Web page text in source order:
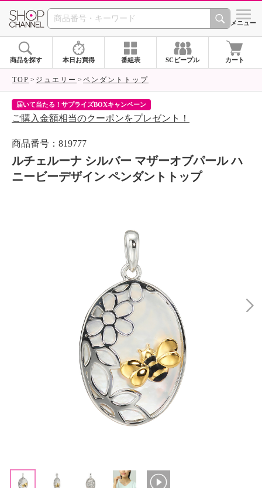
SHOP CHANNEL シメニュー
商品を探す 本日お買得 番組表 SCピープル カート
TOP ジュエリー ペンダントトップ
届いて当たる！サプライズBOXキャンペーン
ご購入金額相当のクーポンをプレゼント！
商品番号：819777
ルチェルーナ シルバー マザーオブパール ハ
ニービーデザイン ペンダントトップ